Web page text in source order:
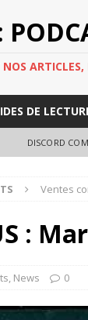
DE
DISCORD
Ventes
:
, News 0